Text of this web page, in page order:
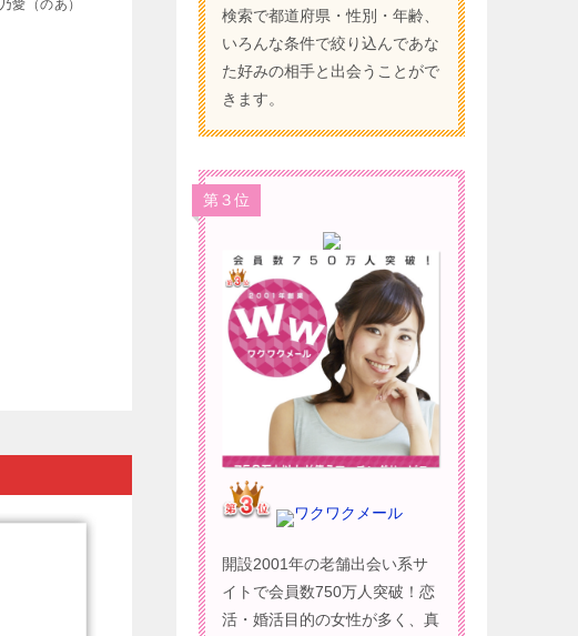
乃愛（のあ）
検索で都道府県・性別・年齢、
いろんな条件で絞り込んであな
た好みの相手と出会うことがで
きます。
第３位
ワクワクメール
開設2001年の老舗出会い系サ
イトで会員数750万人突破！恋
活・婚活目的の女性が多く、真